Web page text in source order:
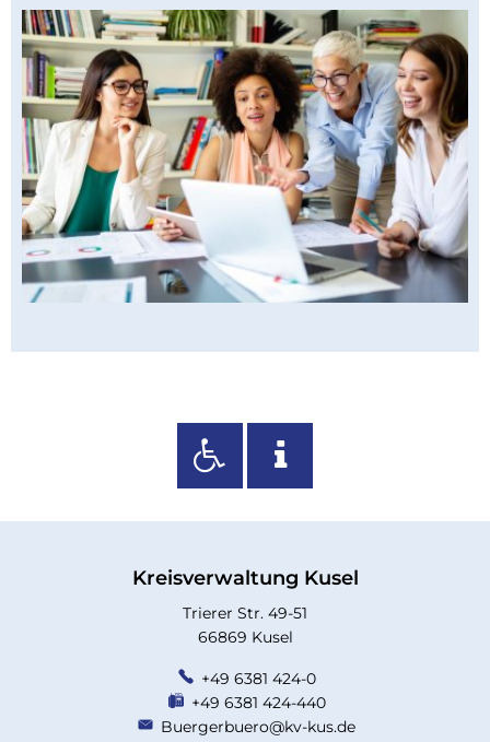
Kreisverwaltung Kusel
Trierer Str. 49-51
66869 Kusel
+49 6381 424-0
+49 6381 424-440
Buergerbuero@kv-kus.de